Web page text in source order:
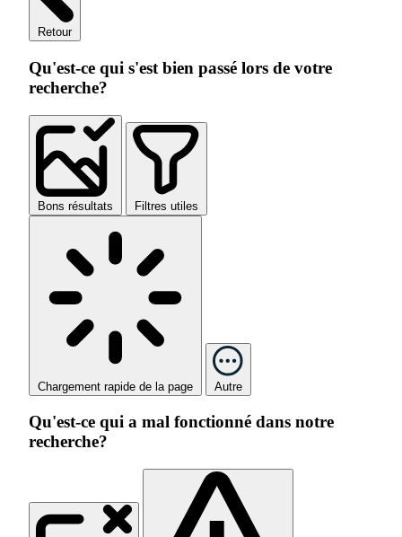
Retour
Qu'est-ce qui s'est bien passé lors de votre
recherche?
Bons résultats Filtres utiles
Chargement rapide de la page Autre
Qu'est-ce qui a mal fonctionné dans notre
recherche?